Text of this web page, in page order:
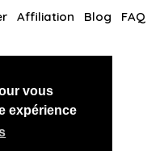
vous
expérience
Affiliation Blog FAQ
RussianKisses